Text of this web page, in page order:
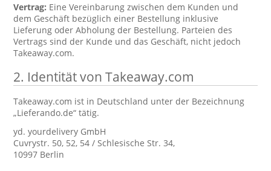
Vertrag: Eine Vereinbarung zwischen dem Kunden und
dem Geschäft bezüglich einer Bestellung inklusive
Lieferung oder Abholung der Bestellung. Parteien des
Vertrags sind der Kunde und das Geschäft, nicht jedoch
Takeaway.com.
2. Identität von Takeaway.com
Takeaway.com ist in Deutschland unter der Bezeichnung
„Lieferando.de“ tätig.
yd. yourdelivery GmbH
Cuvrystr. 50, 52, 54 / Schlesische Str. 34,
10997 Berlin